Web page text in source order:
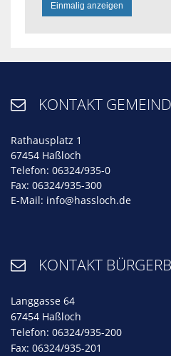
Einmalig anzeigen
 KONTAKT
Rathausplatz 1
67454 Haßloch
Telefon: 06324/935-0
Fax: 06324/935-300
E-Mail: info@hassloch.de
 KONTAKT
Langgasse 64
67454 Haßloch
Telefon: 06324/935-200
Fax: 06324/935-201